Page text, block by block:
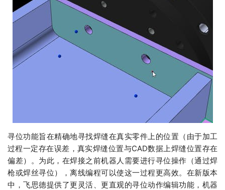
寻位功能旨在精确地寻找焊缝在真实零件上的位置（由于加工
过程一定存在误差，真实焊缝位置与CAD数据上焊缝位置存在
偏差）。为此，在焊接之前机器人需要进行寻位操作（通过焊
枪或焊丝寻位），离线编程可以使这一过程更高效。在新版本
中，飞思德提供了更灵活、更直观的寻位动作编辑功能，机器